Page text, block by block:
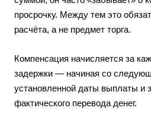
просрочку. Между тем это
расчёта, а не предмет торга.
Компенсация начисляется за
задержки — начиная со
установленной даты выплаты и
фактического перевода денег.